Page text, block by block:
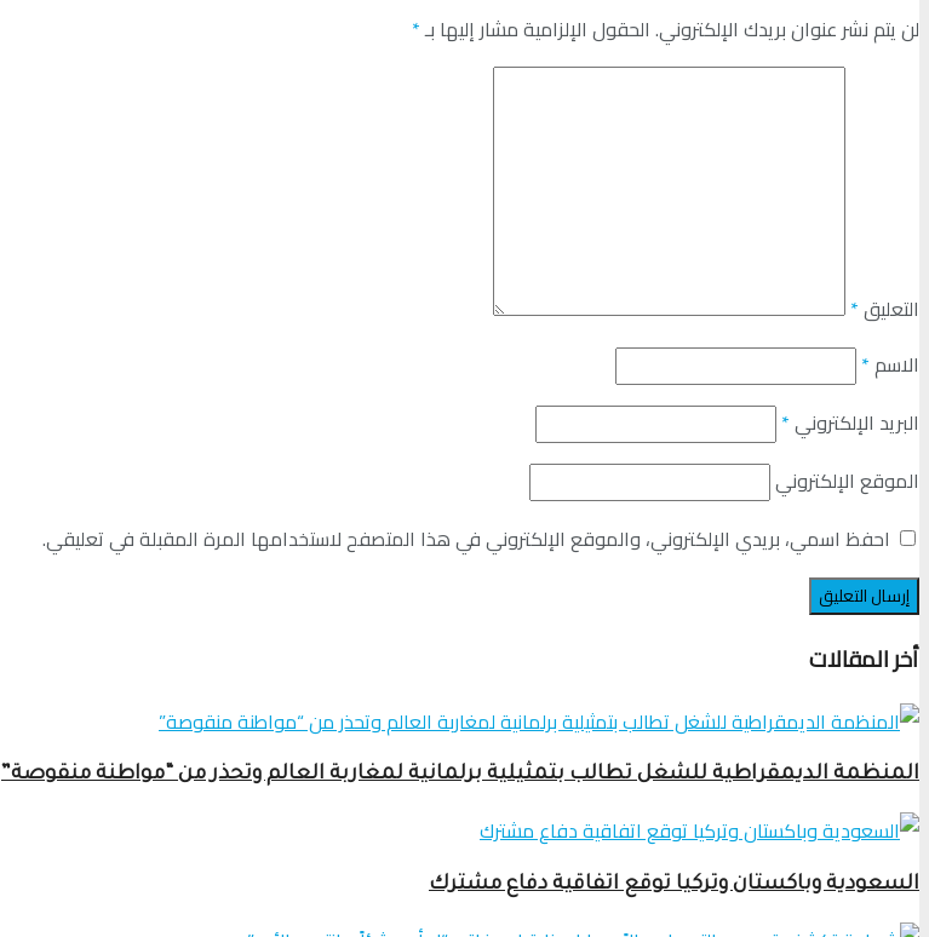
لن يتم نشر عنوان بريدك الإلكتروني. الحقول الإلزامية مشار إليها بـ*
التعليق*
الاسم*
البريد الإلكتروني*
الموقع الإلكتروني
احفظ اسمي، بريدي الإلكتروني، والموقع الإلكتروني في هذا المتصفح لاستخدامها المرة المقبلة في تعليقي.
أخر المقالات
المنظمة الديمقراطية للشغل تطالب بتمثيلية برلمانية لمغاربة العالم وتحذر من “مواطنة منقوصة”
السعودية وباكستان وتركيا توقع اتفاقية دفاع مشترك